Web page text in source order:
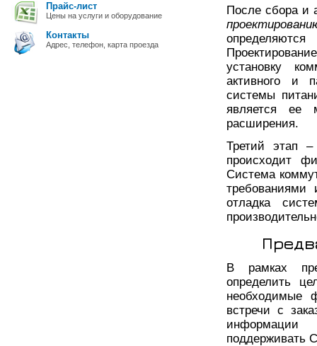
Прайс-лист
Цены на услуги и оборудование
Контакты
Адрес, телефон, карта проезда
После сбора и
установку
активного и
системы
является ее
расширения.
Третий этап
происходит
Система
требованиями
отладка
В рамках
определить
необходимые
встречи с
информации
поддерживать